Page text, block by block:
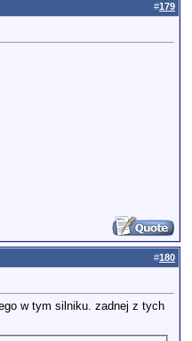
#179
#180
w tym silniku. zadnej z tych